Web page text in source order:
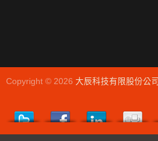
Copyright © 2026 大辰科技有限股份公司